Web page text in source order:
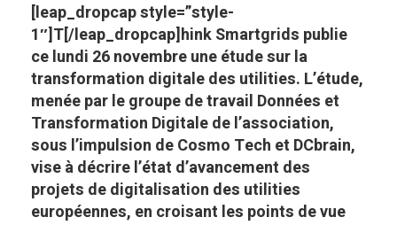
[leap_dropcap style=”style-
1″]T[/leap_dropcap]hink Smartgrids publie
ce lundi 26 novembre une étude sur la
transformation digitale des utilities. L’étude,
menée par le groupe de travail Données et
Transformation Digitale de l’association,
sous l’impulsion de Cosmo Tech et DCbrain,
vise à décrire l’état d’avancement des
projets de digitalisation des utilities
européennes, en croisant les points de vue